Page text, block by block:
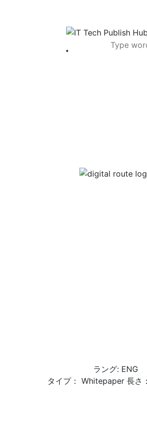
ラング: ENG
タイプ： Whitepaper 長さ